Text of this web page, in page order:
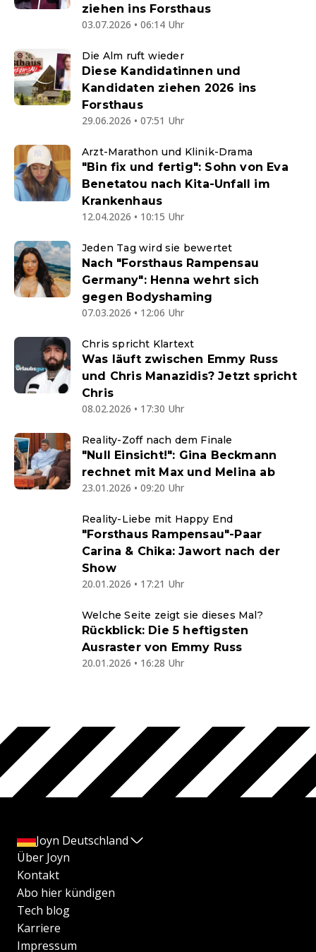
ziehen ins Forsthaus
03.07.2026 • 06:14 Uhr
Die Alm ruft wieder
Diese Kandidatinnen und
Kandidaten ziehen 2026 ins
Forsthaus
29.06.2026 • 07:51 Uhr
Arzt-Marathon und Klinik-Drama
"Bin fix und fertig": Sohn von Eva
Benetatou nach Kita-Unfall im
Krankenhaus
12.04.2026 • 10:15 Uhr
Jeden Tag wird sie bewertet
Nach "Forsthaus Rampensau
Germany": Henna wehrt sich
gegen Bodyshaming
07.03.2026 • 12:06 Uhr
Chris spricht Klartext
Was läuft zwischen Emmy Russ
und Chris Manazidis? Jetzt spricht
Chris
08.02.2026 • 17:30 Uhr
Reality-Zoff nach dem Finale
"Null Einsicht!": Gina Beckmann
rechnet mit Max und Melina ab
23.01.2026 • 09:20 Uhr
Reality-Liebe mit Happy End
"Forsthaus Rampensau"-Paar
Carina & Chika: Jawort nach der
Show
20.01.2026 • 17:21 Uhr
Welche Seite zeigt sie dieses Mal?
Rückblick: Die 5 heftigsten
Ausraster von Emmy Russ
20.01.2026 • 16:28 Uhr
Joyn Deutschland
Über Joyn
Kontakt
Abo hier kündigen
Tech blog
Karriere
Impressum